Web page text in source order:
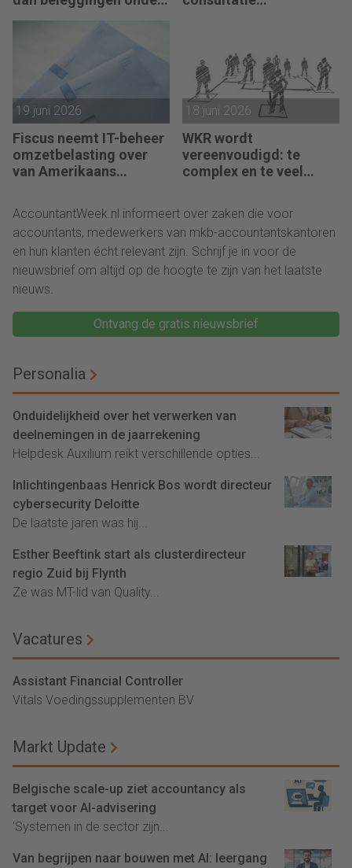
19 juni 2026
Fiscus neemt IT-beheer
omzetbelasting over
van Amerikaans
18 juni 2026
WKR wordt
vereenvoudigd: te
complex en te veel
AccountantWeek.nl informeert over zaken die voor
accountants, medewerkers van mkb-accountantskantoren
en hun klanten écht relevant zijn. Schrijf je in voor de
nieuwsbrief om altijd op de hoogte te zijn van het laatste
nieuws.
Ontvang de gratis nieuwsbrief
Personalia
Onduidelijkheid over het verwerken van
deelnemingen in de jaarrekening
Helpdesk Auxilium reikt verschillende opties...
Inlichtingenbaas Henrick Bos wordt directeur
cybersecurity Deloitte
De laatste jaren was hij...
Esther Beeftink start als clusterdirecteur
regio Zuid bij Flynth
Ze was MT-lid van Quality...
Vacatures
Assistant Financial Controller
Vitals Voedingssupplementen BV
Markt Update
Belgische scale-up ziet accountancy als
target voor AI-advisering
'Systemen in de sector zijn...
Van begrijpen naar bouwen met AI: leergang